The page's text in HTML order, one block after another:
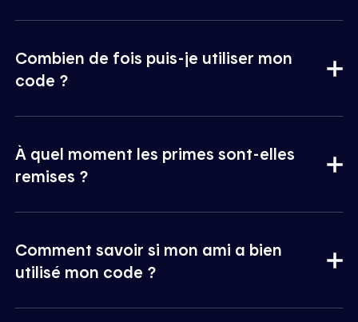
Combien de fois puis-je utiliser mon
code ?
À quel moment les primes sont-elles
remises ?
Comment savoir si mon ami a bien
utilisé mon code ?